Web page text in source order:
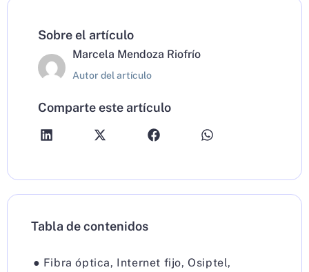
Sobre el artículo
Marcela Mendoza Riofrío
Autor del artículo
Comparte este artículo
Tabla de contenidos
● Fibra óptica, Internet fijo, Osiptel,